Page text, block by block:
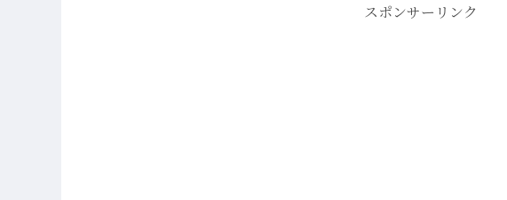
スポンサーリンク